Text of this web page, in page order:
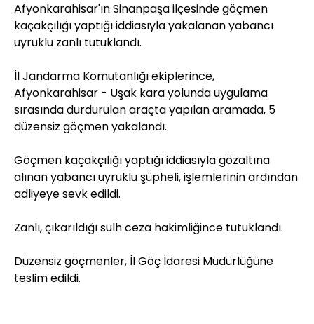
Afyonkarahisar'ın Sinanpaşa ilçesinde göçmen
kaçakçılığı yaptığı iddiasıyla yakalanan yabancı
uyruklu zanlı tutuklandı.
İl Jandarma Komutanlığı ekiplerince,
Afyonkarahisar - Uşak kara yolunda uygulama
sırasında durdurulan araçta yapılan aramada, 5
düzensiz göçmen yakalandı.
Göçmen kaçakçılığı yaptığı iddiasıyla gözaltına
alınan yabancı uyruklu şüpheli, işlemlerinin ardından
adliyeye sevk edildi.
Zanlı, çıkarıldığı sulh ceza hakimliğince tutuklandı.
Düzensiz göçmenler, İl Göç İdaresi Müdürlüğüne
teslim edildi.